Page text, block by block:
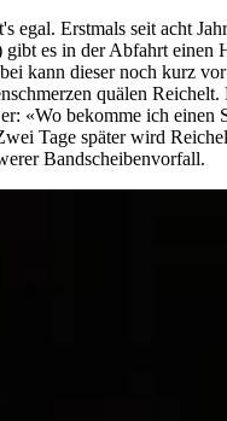
egal. Erstmals seit acht
es in der Abfahrt einen
kann dieser noch kurz
quälen Reichelt.
«Wo bekomme ich einen
Tage später wird
Bandscheibenvorfall.